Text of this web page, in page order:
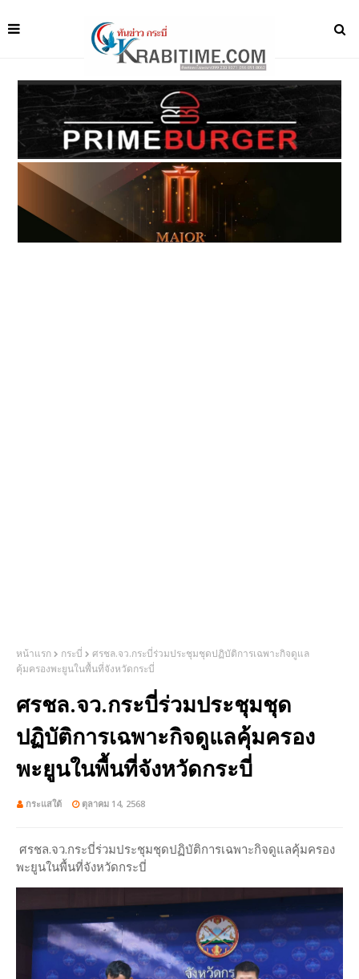
หน้าแรก กระบี่
ศรชล.จว.กระบี่ร่วมประชุมชุดปฏิบัติการเฉพาะกิจดูแล
คุ้มครองพะยูนในพื้นที่จังหวัดกระบี่
ศรชล.จว.กระบี่ร่วมประชุมชุด
ปฏิบัติการเฉพาะกิจดูแลคุ้มครอง
พะยูนในพื้นที่จังหวัดกระบี่
กระแสใต้ ตุลาคม 14, 2568
ศรชล.จว.กระบี่ร่วมประชุมชุดปฏิบัติการเฉพาะกิจดูแลคุ้มครอง
พะยูนในพื้นที่จังหวัดกระบี่